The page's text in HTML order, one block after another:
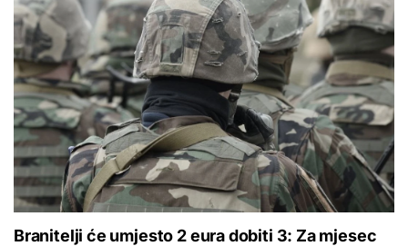
Branitelji će umjesto 2 eura dobiti 3: Za mjesec